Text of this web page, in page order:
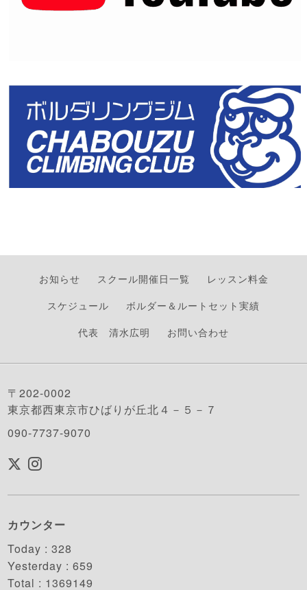
お知らせ スクール開催日一覧
レッスン料金
スケジュール
ボルダー＆ルートセット実績
代表 清水広明
お問い合わせ
〒202-0002
東京都西東京市ひばりが丘北４－５－７
090-7737-9070
カウンター
Today :328
Yesterday :659
Total : 1369149